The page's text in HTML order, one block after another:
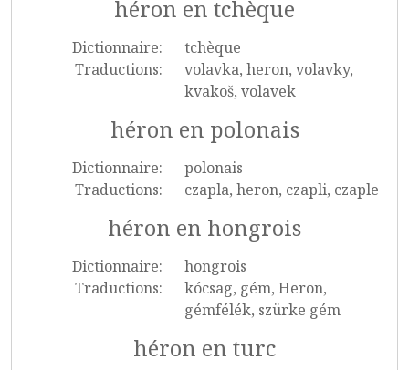
héron en tchèque
Dictionnaire:
tchèque
Traductions:
volavka, heron, volavky,
kvakoš, volavek
héron en polonais
Dictionnaire:
polonais
Traductions:
czapla, heron, czapli, czaple
héron en hongrois
Dictionnaire:
hongrois
Traductions:
kócsag, gém, Heron,
gémfélék, szürke gém
héron en turc